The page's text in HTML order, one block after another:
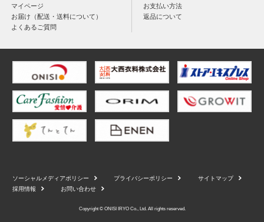
マイページ
お支払い方法
お届け（配送・送料について）
返品について
よくあるご質問
ソーシャルメディアポリシー プライバシーポリシー
サイトマップ
採用情報
お問い合わせ
Copyright © ONISI IRYO Co., Ltd. All rights reserved.